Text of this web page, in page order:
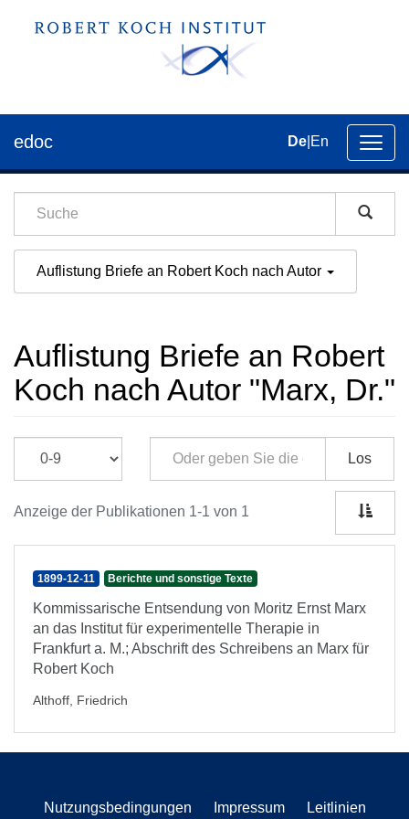
der
edoc De En
Auflistung Briefe an Robert Koch nach Autor
Auflistung Briefe an Robert
Koch nach Autor "Marx, Dr."
Los
Anzeige der Publikationen 1-1 von 1
1899-12-11 Berichte und sonstige Texte
Kommissarische Entsendung von Moritz Ernst Marx
an das Institut für experimentelle Therapie in
Frankfurt a. M.; Abschrift des Schreibens an Marx für
Robert Koch
Althoff, Friedrich
Nutzungsbedingungen Impressum Leitlinien